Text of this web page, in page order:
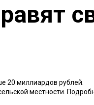
20 миллиардов рублей.
местности.